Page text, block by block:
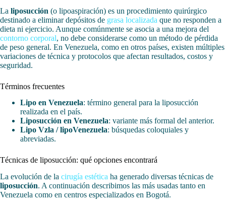
La liposucción (o lipoaspiración) es un procedimiento quirúrgico
destinado a eliminar depósitos de grasa localizada que no responden a
dieta ni ejercicio. Aunque comúnmente se asocia a una mejora del
contorno corporal, no debe considerarse como un método de pérdida
de peso general. En Venezuela, como en otros países, existen múltiples
variaciones de técnica y protocolos que afectan resultados, costos y
seguridad.
Términos frecuentes
Lipo en Venezuela: término general para la liposucción
realizada en el país.
Liposucción en Venezuela: variante más formal del anterior.
Lipo Vzla / lipoVenezuela: búsquedas coloquiales y
abreviadas.
Técnicas de liposucción: qué opciones encontrará
La evolución de la cirugía estética ha generado diversas técnicas de
liposucción. A continuación describimos las más usadas tanto en
Venezuela como en centros especializados en Bogotá.